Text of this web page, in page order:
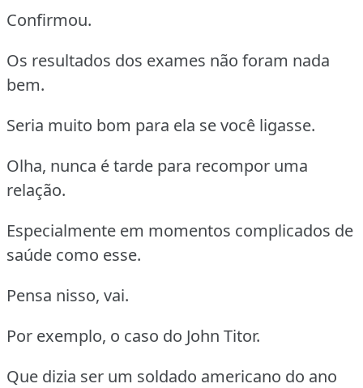
Confirmou.
Os resultados dos exames não foram nada
bem.
Seria muito bom para ela se você ligasse.
Olha, nunca é tarde para recompor uma
relação.
Especialmente em momentos complicados de
saúde como esse.
Pensa nisso, vai.
Por exemplo, o caso do John Titor.
Que dizia ser um soldado americano do ano